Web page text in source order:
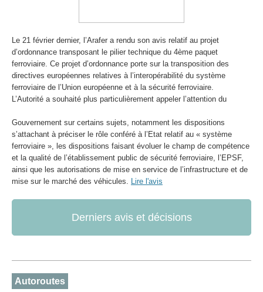
Le 21 février dernier, l’Arafer a rendu son avis relatif au projet
d’ordonnance transposant le pilier technique du 4ème paquet
ferroviaire. Ce projet d’ordonnance porte sur la transposition des
directives européennes relatives à l’interopérabilité du système
ferroviaire de l’Union européenne et à la sécurité ferroviaire.
L’Autorité a souhaité plus particulièrement appeler l’attention du
Gouvernement sur certains sujets, notamment les dispositions
s’attachant à préciser le rôle conféré à l’Etat relatif au « système
ferroviaire », les dispositions faisant évoluer le champ de compétence
et la qualité de l’établissement public de sécurité ferroviaire, l’EPSF,
ainsi que les autorisations de mise en service de l’infrastructure et de
mise sur le marché des véhicules. Lire l'avis
Derniers avis et décisions
Autoroutes